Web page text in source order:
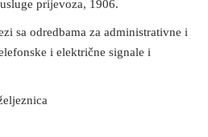
prijevoza, 1906.
sa odredbama za administrativne i
i električne signale i